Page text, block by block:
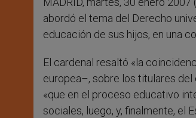
r
abordó el tema del Derecho
educación de sus hijos, en una
El cardenal resaltó «la
europea–, sobre los titulares
«que en el proceso educativo
sociales, luego, y, finalmente, el